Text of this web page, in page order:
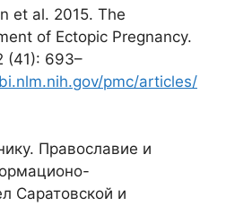
et al. 2015. The
of Ectopic Pregnancy.
(41): 693–
pmc/articles/
Православие и
Саратовской и